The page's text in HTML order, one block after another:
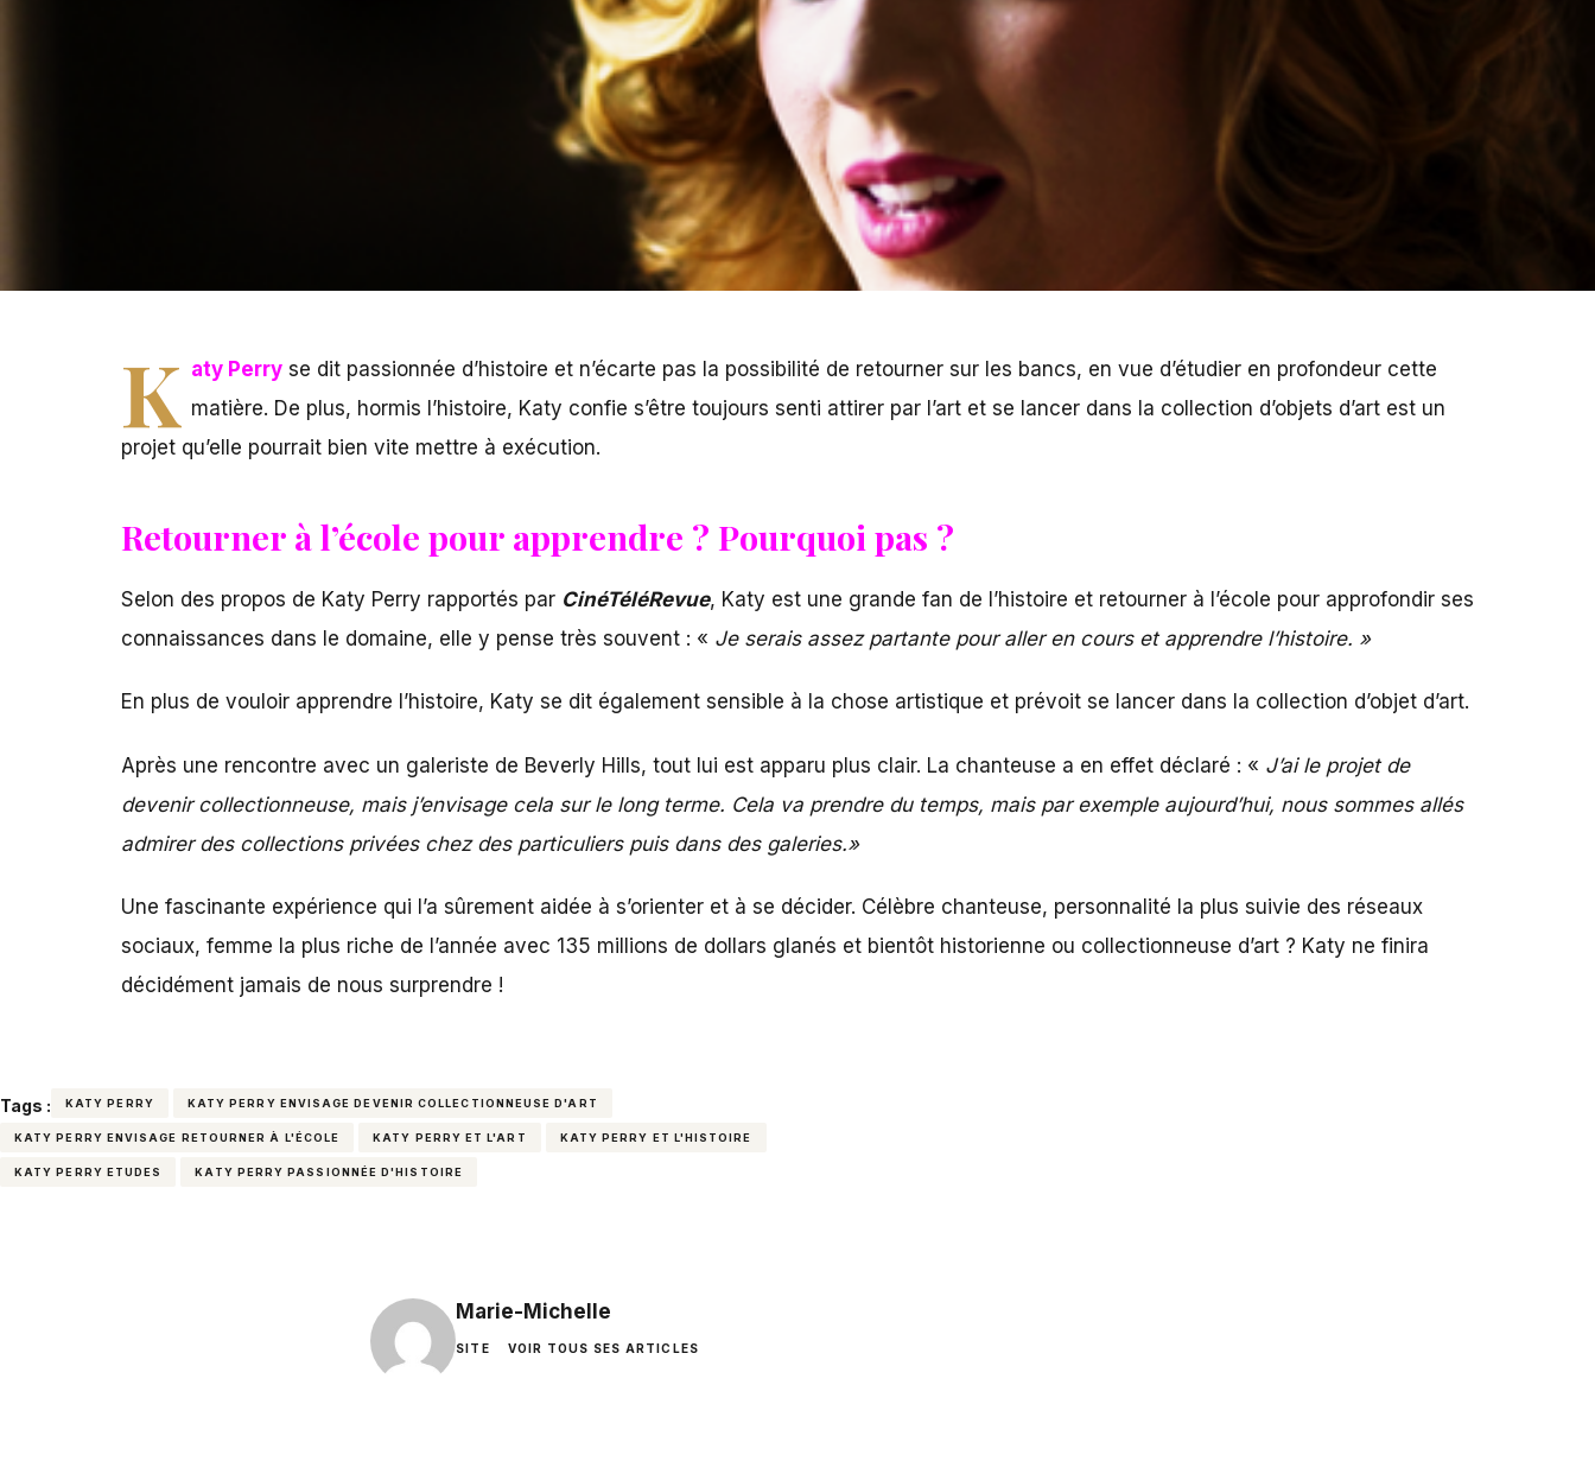
K aty Perryse dit passionnée d’histoire et n’écarte pas la possibilité de retourner sur les bancs, en vue d’étudier en profondeur cette
matière. De plus, hormis l’histoire, Katy confie s’être toujours senti attirer par l’art et se lancer dans la collection d’objets d’art est un
projet qu’elle pourrait bien vite mettre à exécution.
Retourner à l’école pour apprendre ? Pourquoi pas ?
Selon des propos de Katy Perry rapportés par CinéTéléRevue, Katy est une grande fan de l’histoire et retourner à l’école pour approfondir ses
connaissances dans le domaine, elle y pense très souvent : « Je serais assez partante pour aller en cours et apprendre l’histoire. »
En plus de vouloir apprendre l’histoire, Katy se dit également sensible à la chose artistique et prévoit se lancer dans la collection d’objet d’art.
Après une rencontre avec un galeriste de Beverly Hills, tout lui est apparu plus clair. La chanteuse a en effet déclaré : « J’ai le projet de
devenir collectionneuse, mais j’envisage cela sur le long terme. Cela va prendre du temps, mais par exemple aujourd’hui, nous sommes allés
admirer des collections privées chez des particuliers puis dans des galeries.»
Une fascinante expérience qui l’a sûrement aidée à s’orienter et à se décider. Célèbre chanteuse, personnalité la plus suivie des réseaux
sociaux, femme la plus riche de l’année avec 135 millions de dollars glanés et bientôt historienne ou collectionneuse d’art ? Katy ne finira
décidément jamais de nous surprendre !
Tags : KATY PERRY KATY PERRY ENVISAGE DEVENIR COLLECTIONNEUSE D'ART
KATY PERRY ENVISAGE RETOURNER À L'ÉCOLE KATY PERRY ET L'ART KATY PERRY ET L'HISTOIRE
KATY PERRY ETUDES KATY PERRY PASSIONNÉE D'HISTOIRE
Marie-Michelle
SITE VOIR TOUS SES ARTICLES